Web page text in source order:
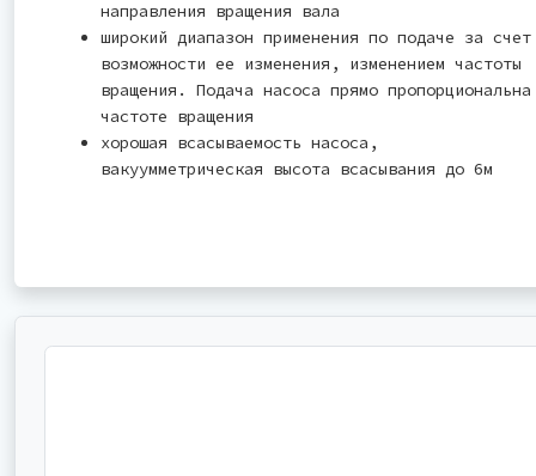
направления вращения вала
широкий диапазон применения по подаче за счет
возможности ее изменения, изменением частоты
вращения. Подача насоса прямо пропорциональна
частоте вращения
хорошая всасываемость насоса,
вакуумметрическая высота всасывания до 6м